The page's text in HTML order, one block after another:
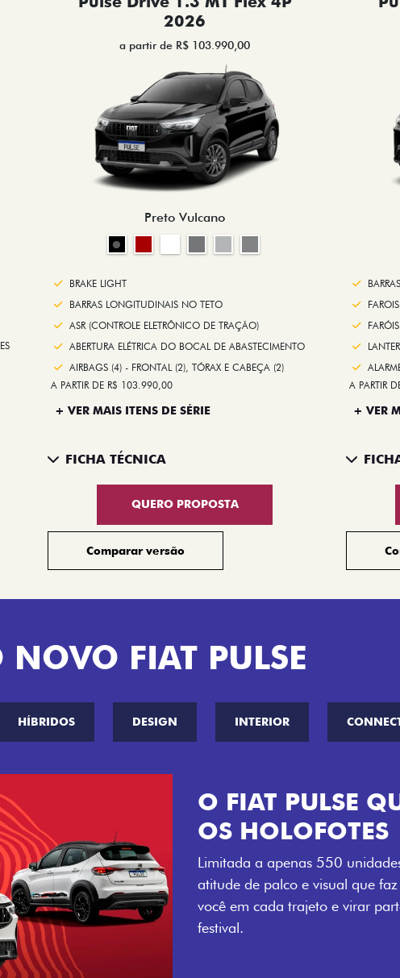
2026
a partir de R$ 103.990,00
Preto Vulcano
BRAKE LIGHT
BARRAS LONGITUDINAIS NO TETO
ASR (CONTROLE ELETRÔNICO DE TRAÇÃO)
ABERTURA ELÉTRICA DO BOCAL DE ABASTECIMENTO
AIRBAGS (4) - FRONTAL (2), TÓRAX E CABEÇA (2)
A PARTIR DE R$ 103.990,00
+ VER MAIS ITENS DE SÉRIE
FICHA TÉCNICA
QUERO PROPOSTA
Comparar versão
A PARTIR
+ VER
FIAT PULSE
HÍBRIDOS DESIGN INTERIOR
VISUAL COM
Se liga no que compõe a
numerada, adesivo lateral
a exclusividade, enquanto os
rodas de liga-leve aro 16” em
com ainda mais estilo.